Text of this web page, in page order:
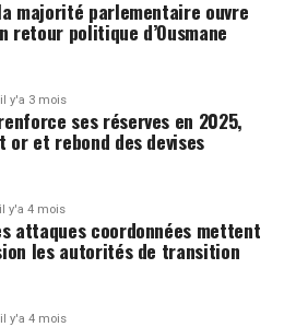
majorité parlementaire ouvre
retour politique d’Ousmane
il y'a 3 mois
renforce ses réserves en 2025,
et rebond des devises
il y'a 4 mois
attaques coordonnées mettent
les autorités de transition
il y'a 4 mois